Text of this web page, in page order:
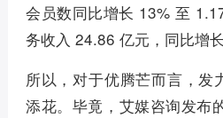
会员数同比增长 13% 至
务收入 24.86 亿元，同比增
所以，对于优腾芒而言，发
添花。毕竟，艾媒咨询发布